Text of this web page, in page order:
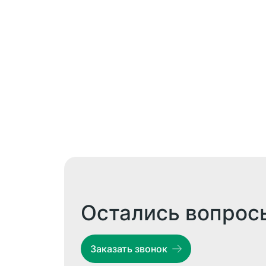
Остались
Заказать звонок